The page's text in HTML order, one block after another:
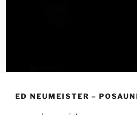
ED NEUMEISTER –